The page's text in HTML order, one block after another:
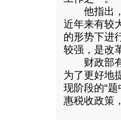
他指出，
近年来有较
的形势下进
较强，是改
财政部有
为了更好地
现阶段的“
惠税收政策